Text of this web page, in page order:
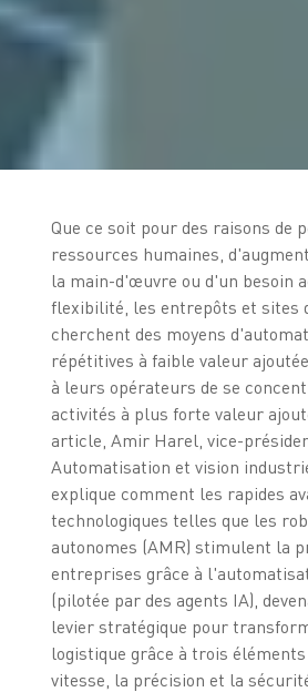
Que ce soit pour des raisons de
ressources humaines,
la main-d'œuvre ou d'un besoin
flexibilité, les entrepôts et sites
cherchent des moyens
répétitives à faible valeur
à leurs opérateurs de se
activités à plus forte valeur
article, Amir Harel, vice-
Automatisation et vision
explique comment les rapides
technologiques telles que les
autonomes (AMR) stimulent la
entreprises grâce à
(pilotée par des agents IA),
levier stratégique pour
logistique grâce à trois
vitesse, la précision et la